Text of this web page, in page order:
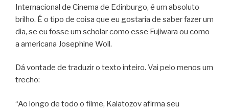
Internacional de Cinema de Edinburgo, é um absoluto
brilho. É o tipo de coisa que eu gostaria de saber fazer um
dia, se eu fosse um scholar como esse Fujiwara ou como
a americana Josephine Woll.
Dá vontade de traduzir o texto inteiro. Vai pelo menos um
trecho:
“Ao longo de todo o filme, Kalatozov afirma seu